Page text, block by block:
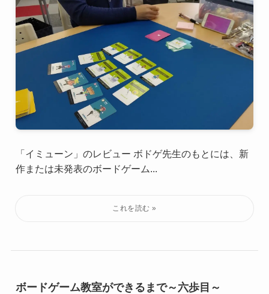
「イミューン」のレビュー ボドゲ先生のもとには、新
作または未発表のボードゲーム...
ボードゲーム教室ができるまで～六歩目～